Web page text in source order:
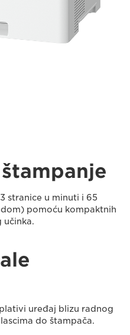
stranice u minuti i 65
pomoću kompaktnih
učinka.
uređaj blizu radnog
do štampača.